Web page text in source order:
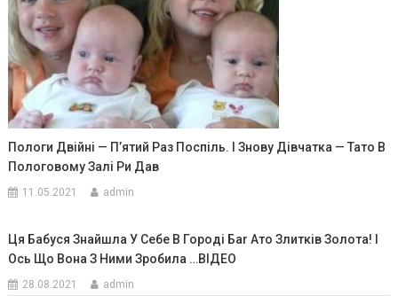
Пологи Двійні — П’ятий Раз Поспіль. І Знову Дівчатка — Тато В
Пологовому Залі Ри Дав
11.05.2021 admin
Ця Бабуся Знайшла У Себе В Гоpоді Баr Ато Злитків Золота! І
Ось Що Вона З Ними Зробила …ВIДЕО
28.08.2021 admin